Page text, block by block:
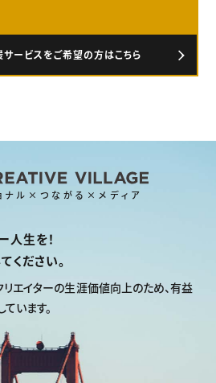
ービスをご希望の方はこちら
ナル×つながる×メディア
人生を！
ください。
リエイターの生涯価値向上のため、有益
います。